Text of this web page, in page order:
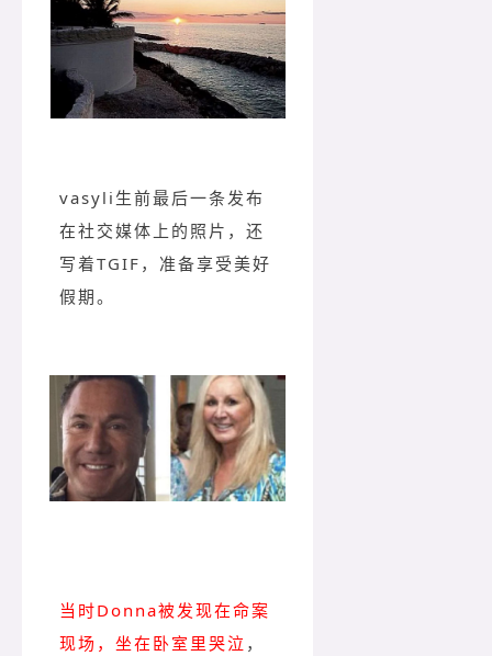
vasyli生前最后一条发布
在社交媒体上的照片，还
写着TGIF，准备享受美好
假期。
当时Donna被发现在命案
现场，坐在卧室里哭泣 ，